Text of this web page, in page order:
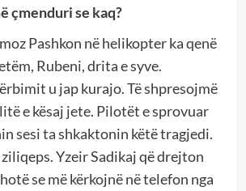
çmenduri se kaq?
Pashkon në helikopter ka qenë
Rubeni, drita e syve.
u jap kurajo. Të shpresojmë
e kësaj jete. Pilotët e sprovuar
sesi ta shkaktonin këtë tragjedi.
Yzeir Sadikaj që drejton
se më kërkojnë në telefon nga